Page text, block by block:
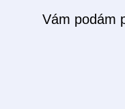
Vám podám